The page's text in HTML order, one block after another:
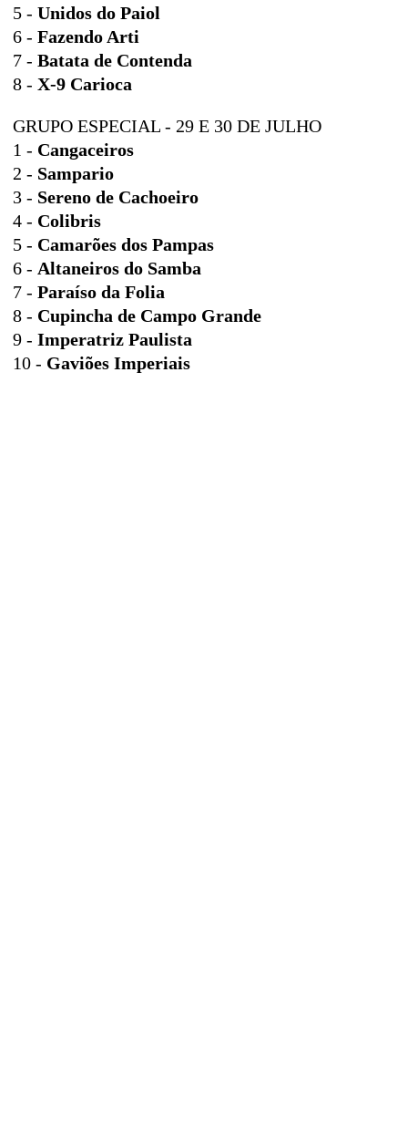
5 - Unidos do Paiol
6 - Fazendo Arti
7 - Batata de Contenda
8 - X-9 Carioca
GRUPO ESPECIAL - 29 E 30 DE JULHO
1 - Cangaceiros
2 - Sampario
3 - Sereno de Cachoeiro
4 - Colibris
5 - Camarões dos Pampas
6 - Altaneiros do Samba
7 - Paraíso da Folia
8 - Cupincha de Campo Grande
9 - Imperatriz Paulista
10 - Gaviões Imperiais